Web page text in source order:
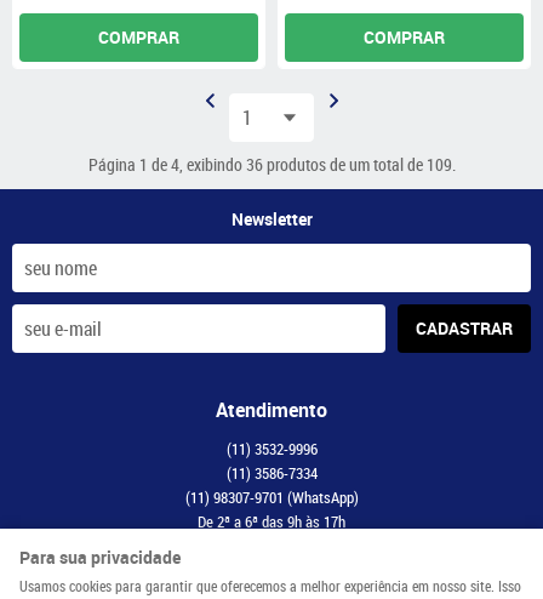
COMPRAR COMPRAR
Página 1 de 4, exibindo 36 produtos de um total de 109.
Newsletter
CADASTRAR
Atendimento
(11) 3532-9996
(11) 3586-7334
(11) 98307-9701 (WhatsApp)
De 2ª a 6ª das 9h às 17h
Para sua privacidade
Usamos cookies para garantir que oferecemos a melhor experiência em nosso site. Isso